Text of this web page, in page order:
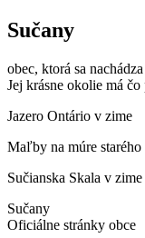
Sučany
obec, ktorá sa
Jej krásne okolie má
Jazero Ontário v zime
Maľby na múre starého
Sučianska Skala v zime
Sučany
Oficiálne stránky obce